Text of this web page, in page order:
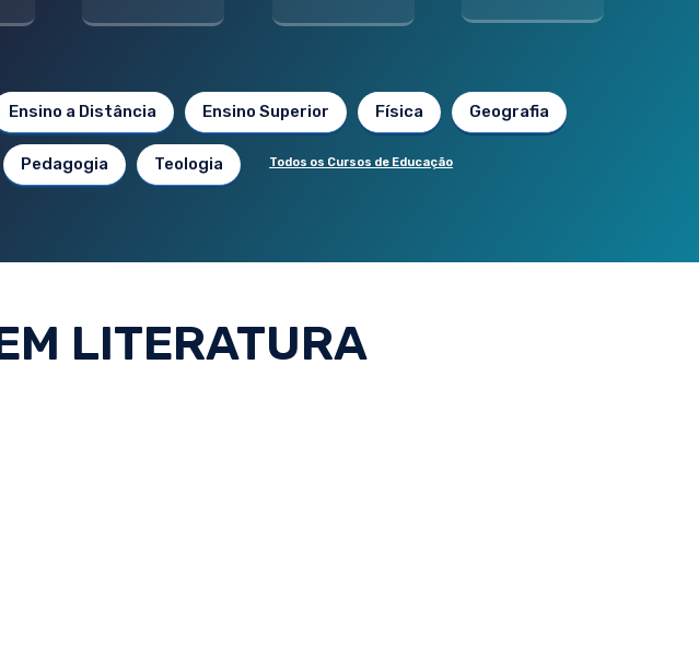
Ensino a Distância Ensino Superior Física Geografia
Pedagogia Teologia Todos os Cursos de Educação
LITERATURA